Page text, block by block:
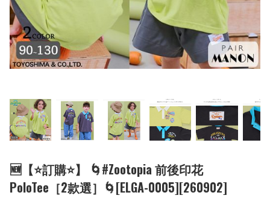
🆕【⭐訂購⭐】 🌀#Zootopia 前後印花
PoloTee［2款選］🌀[ELGA-0005][260902]